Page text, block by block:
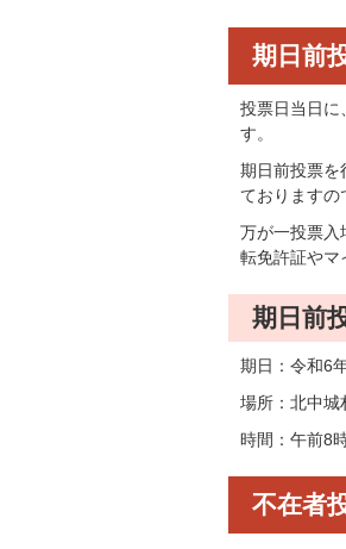
期日前
投票日当日に
す。
期日前投票を
ておりますの
万が一投票入
転免許証やマ
期日前
期日：令和6
場所：北中城
時間：午前8
不在者